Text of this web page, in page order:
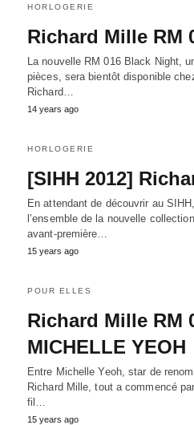
HORLOGERIE
Richard Mille RM
La nouvelle RM 016 Black Night,
pièces, sera bientôt disponible
Richard…
14 years ago
HORLOGERIE
[SIHH 2012]
En attendant de découvrir au
l’ensemble de la nouvelle
avant-première…
15 years ago
POUR ELLES
Richard Mille RM
MICHELLE YEOH
Entre Michelle Yeoh, star de
Richard Mille, tout a commencé
fil…
15 years ago